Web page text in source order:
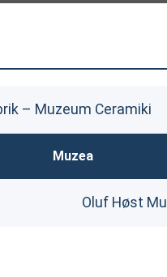
– Muzeum Ceramiki
Muzea
Oluf Høst